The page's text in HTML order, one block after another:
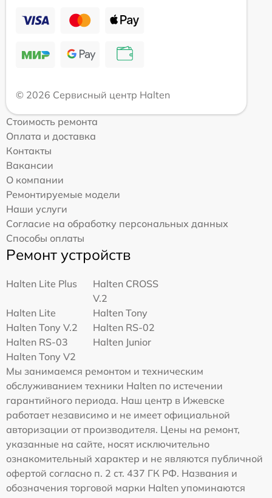
© 2026 Сервисный центр Halten
Стоимость ремонта
Оплата и доставка
Контакты
Вакансии
О компании
Ремонтируемые модели
Наши услуги
Согласие на обработку персональных данных
Способы оплаты
Ремонт устройств
Halten Lite Plus
Halten CROSS
V.2
Halten Lite
Halten Tony
Halten Tony V.2
Halten RS-02
Halten RS-03
Halten Junior
Halten Tony V2
Мы занимаемся ремонтом и техническим
обслуживанием техники Halten по истечении
гарантийного периода. Наш центр в Ижевске
работает независимо и не имеет официальной
авторизации от производителя. Цены на ремонт,
указанные на сайте, носят исключительно
ознакомительный характер и не являются публичной
офертой согласно п. 2 ст. 437 ГК РФ. Названия и
обозначения торговой марки Halten упоминаются